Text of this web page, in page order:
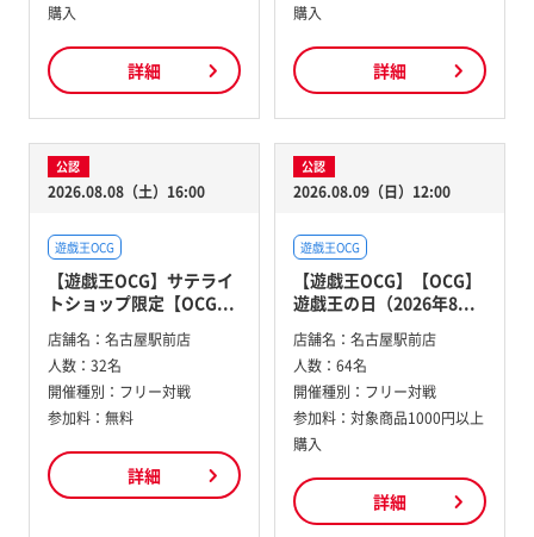
購入
詳細
購入
詳細
公認
2026.08.08（土）16:00
遊戯王OCG
【遊戯王OCG】サテライ
トショップ限定【OCG...
店舗名： 名古屋駅前店
人数： 32名
開催種別： フリー対戦
参加料： 無料
詳細
公認
2026.08.09（日）12:00
遊戯王OCG
【遊戯王OCG】【OCG】
遊戯王の日（2026年8...
店舗名： 名古屋駅前店
人数： 64名
開催種別： フリー対戦
参加料： 対象商品1000円以上
購入
詳細